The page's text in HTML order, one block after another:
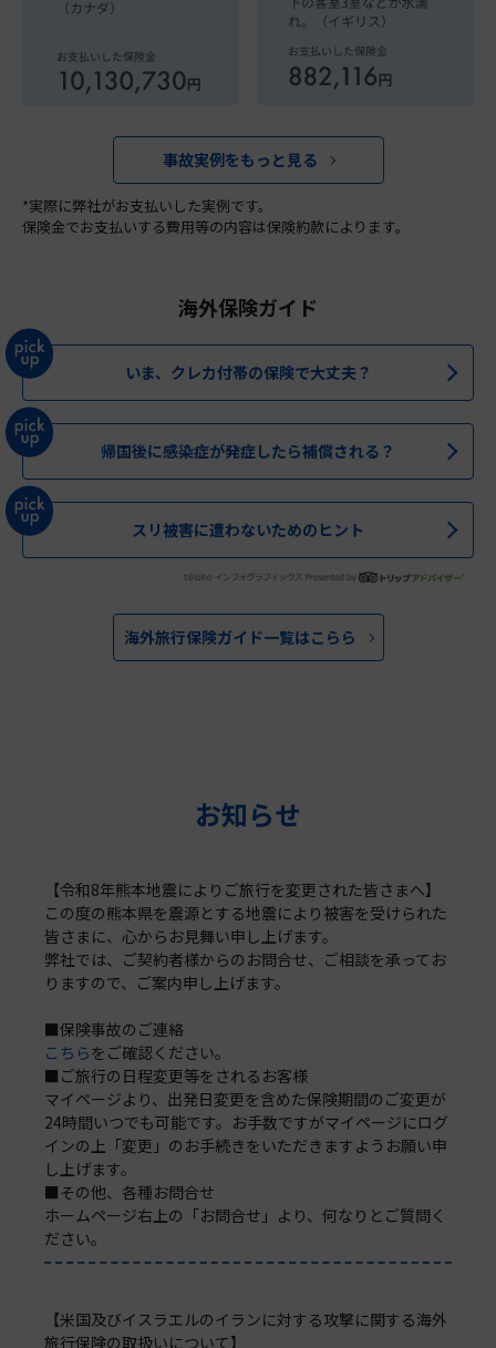
事故実例をもっと見る
*実際に弊社がお支払いした実例です。
保険金でお支払いする費用等の内容は保険約款によります。
海外保険ガイド
いま、クレカ付帯の保険で大丈夫？
帰国後に感染症が発症したら補償される？
スリ被害に遭わないためのヒント
海外旅行保険ガイド一覧はこらら
お知らせ
【令和8年熊本地震によりご旅行を変更された皆さまへ】
この度の熊本県を震源とする地震により被害を受けられた
皆さまに、心からお見舞い申し上げます。
弊社では、ご契約者様からのお問合せ、ご相談を承ってお
りますので、ご案内申し上げます。
■保険事故のご連絡
こちらをご確認ください。
■ご旅行の日程変更等をされるお客様
マイページより、出発日変更を含めた保険期間のご変更が
24時間いつでも可能です。お手数ですがマイページにログ
インの上「変更」のお手続きをいただきますようお願い申
し上げます。
■その他、各種お問合せ
ホームページ右上の「お問合せ」より、何なりとご質問く
ださい。
【米国及びイスラエルのイランに対する攻撃に関する海外
旅行保険の取扱いについて】